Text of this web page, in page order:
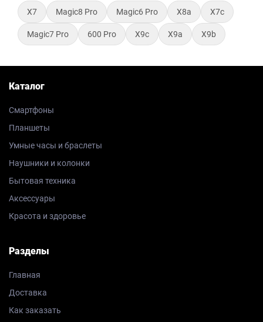
X7 Magic8 Pro Magic6 Pro X8a X7c
Magic7 Pro 600 Pro X9c X9a X9b
Каталог
Смартфоны
Планшеты
Умные часы и браслеты
Наушники и колонки
Бытовая техника
Аксессуары
Красота и здоровье
Разделы
Главная
Доставка
Как заказать